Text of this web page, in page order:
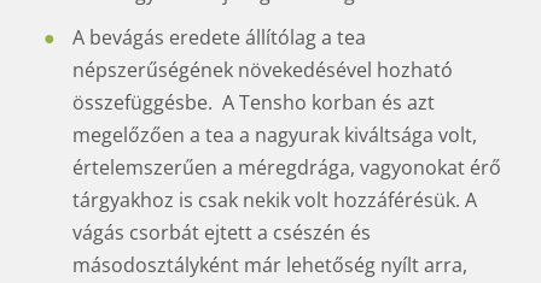
A bevágás eredete állítólag a tea
népszerűségének növekedésével hozható
összefüggésbe. A Tensho korban és azt
megelőzően a tea a nagyurak kiváltsága volt,
értelemszerűen a méregdrága, vagyonokat érő
tárgyakhoz is csak nekik volt hozzáférésük. A
vágás csorbát ejtett a csészén és
másodosztályként már lehetőség nyílt arra,